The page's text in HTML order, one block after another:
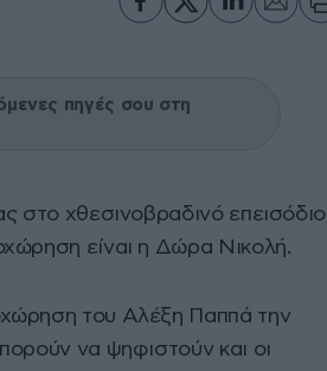
πηγές σου στη
στο χθεσινοβραδινό επεισόδιο
είναι η Δώρα Νικολή.
του Αλέξη Παππά την
να ψηφιστούν και οι